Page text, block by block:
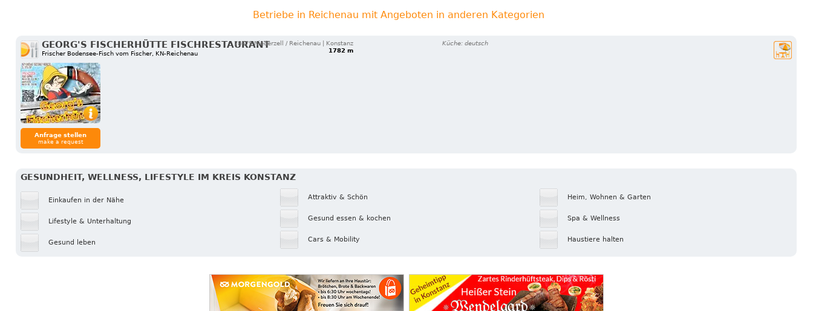
Betriebe in Reichenau mit Angeboten in anderen Kategorien
GEORG'S FISCHERHÜTTE FISCHRESTAURANT
Frischer Bodensee-Fisch vom Fischer, KN-Reichenau
78479 Niederzell / Reichenau | Konstanz
1782 m
Küche: deutsch
Anfrage stellen
make a request
GESUNDHEIT, WELLNESS, LIFESTYLE IM KREIS KONSTANZ
Einkaufen in der Nähe
Lifestyle & Unterhaltung
Gesund leben
Attraktiv & Schön
Gesund essen & kochen
Cars & Mobility
Heim, Wohnen & Garten
Spa & Wellness
Haustiere halten